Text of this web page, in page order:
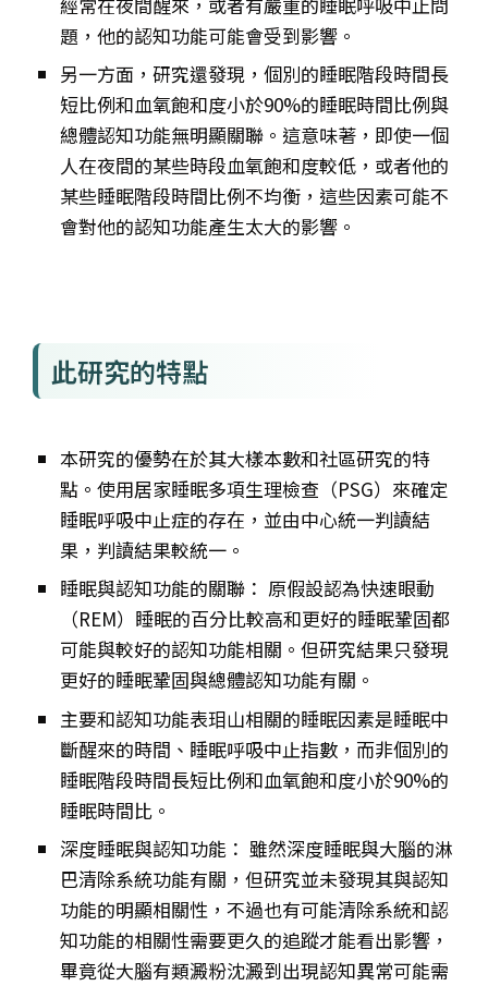
題，他的認知功能可能會受到影響。
另一方面，研究還發現，個別的睡眠階段時間長
短比例和血氧飽和度小於90%的睡眠時間比例與
總體認知功能無明顯關聯。這意味著，即使一個
人在夜間的某些時段血氧飽和度較低，或者他的
某些睡眠階段時間比例不均衡，這些因素可能不
會對他的認知功能產生太大的影響。
此研究的特點
本研究的優勢在於其大樣本數和社區研究的特
點。使用居家睡眠多項生理檢查（PSG）來確定
睡眠呼吸中止症的存在，並由中心統一判讀結
果，判讀結果較統一。
睡眠與認知功能的關聯： 原假設認為快速眼動
（REM）睡眠的百分比較高和更好的睡眠鞏固都
可能與較好的認知功能相關。但研究結果只發現
更好的睡眠鞏固與總體認知功能有關。
主要和認知功能表㺺山相關的睡眠因素是睡眠中
斷醒來的時間、睡眠呼吸中止指數，而非個別的
睡眠階段時間長短比例和血氧飽和度小於90%的
睡眠時間比。
深度睡眠與認知功能： 雖然深度睡眠與大腦的淋
巴清除系統功能有關，但研究並未發現其與認知
功能的明顯相關性，不過也有可能清除系統和認
知功能的相關性需要更久的追蹤才能看出影響，
畢竟從大腦有類澱粉沈澱到出現認知異常可能需